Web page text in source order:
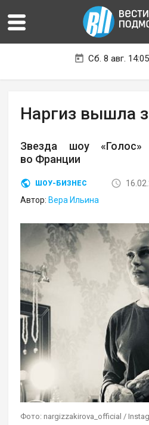
Сб. 8 авг. 14:05
Наргиз вышла
Звезда шоу «Голос»
во Франции
ШОУ-БИЗНЕС
Автор: Вера Ильина
Фото: nargizzakirova_official /